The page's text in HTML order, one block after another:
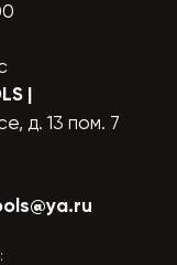
|
д. 13 пом. 7